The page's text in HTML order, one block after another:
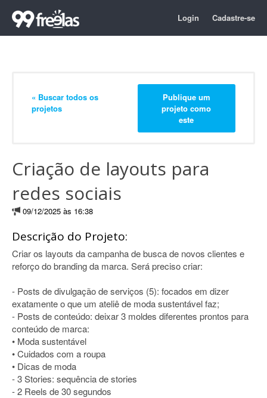
Login Cadastre-se
« Buscar todos os
projetos
Publique um
projeto como
este
Criação de layouts para
redes sociais
09/12/2025 às 16:38
Descrição do Projeto:
Criar os layouts da campanha de busca de novos clientes e
reforço do branding da marca. Será preciso criar:
- Posts de divulgação de serviços (5): focados em dizer
exatamente o que um ateliê de moda sustentável faz;
- Posts de conteúdo: deixar 3 moldes diferentes prontos para
conteúdo de marca:
• Moda sustentável
• Cuidados com a roupa
• Dicas de moda
- 3 Stories: sequência de stories
- 2 Reels de 30 segundos